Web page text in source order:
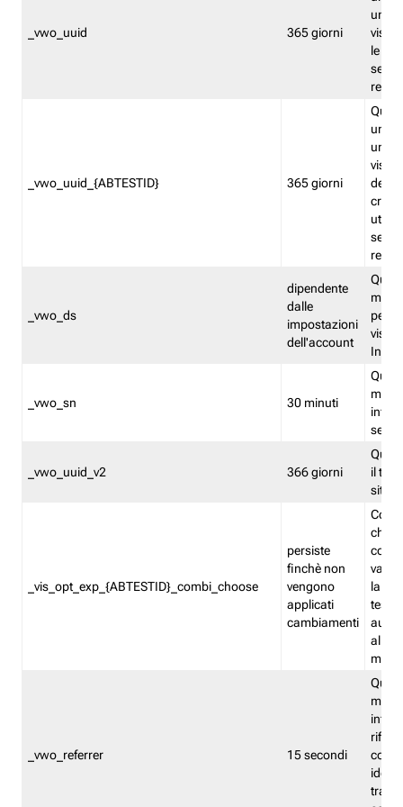
_vwo_uuid 365 giorni
le
_vwo_uuid_{ABTESTID} 365 giorni
un
del
_vwo_ds
dipendente
dalle
impostazioni
dell'account
_vwo_sn 30 minuti
_vwo_uuid_v2 366 giorni
il
sito
_vis_opt_exp_{ABTESTID}_combi_choose
persiste
finchè non
vengono
applicati
cambiamenti
che
la
test.
_vwo_referrer 15 secondi